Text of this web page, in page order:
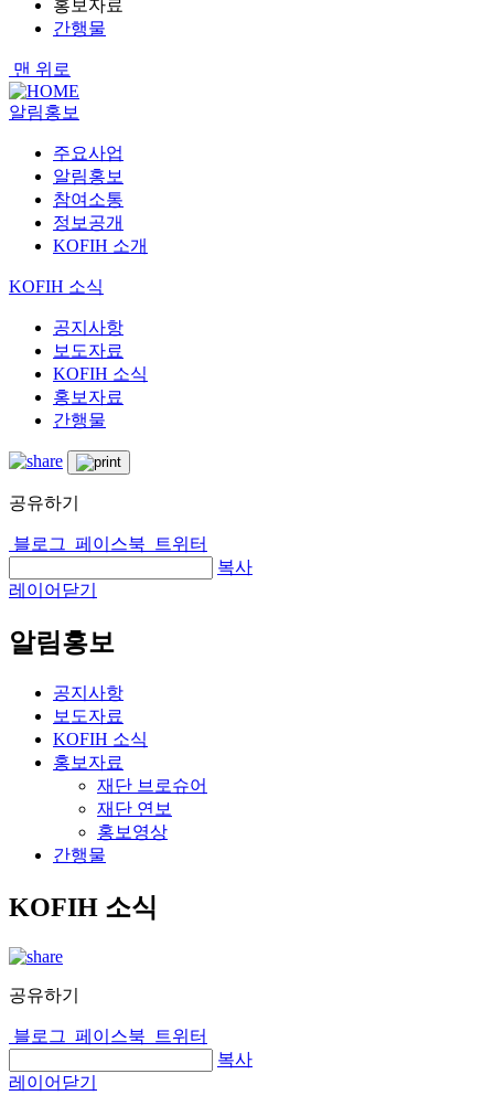
홍보자료
간행물
맨 위로
알림홍보
주요사업
알림홍보
참여소통
정보공개
KOFIH 소개
KOFIH 소식
공지사항
보도자료
KOFIH 소식
홍보자료
간행물
공유하기
블로그 페이스북
트위터
복사
레이어닫기
알림홍보
공지사항
보도자료
KOFIH 소식
홍보자료
재단 브로슈어
재단 연보
홍보영상
간행물
KOFIH 소식
공유하기
블로그 페이스북
트위터
복사
레이어닫기